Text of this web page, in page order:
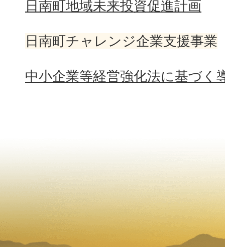
日南町地域未来投資促進計画
日南町チャレンジ企業支援事業
中小企業等経営強化法に基づく